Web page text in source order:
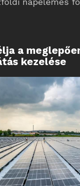
a
kezelése